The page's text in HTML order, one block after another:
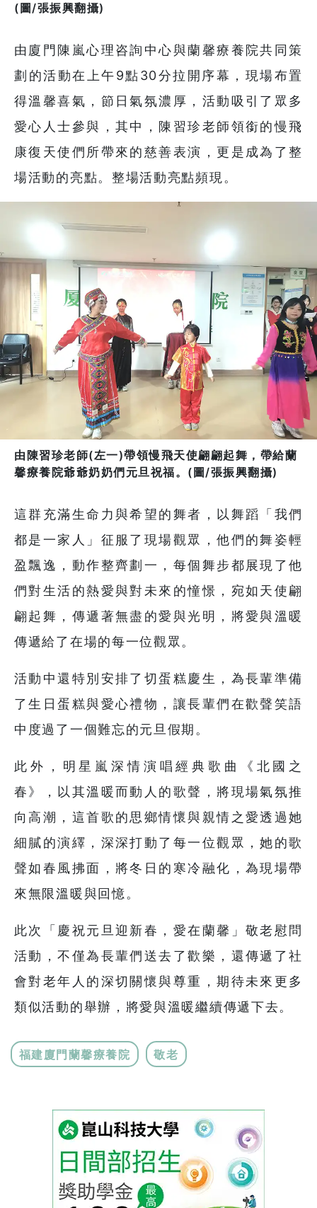
(圖/張振興翻攝)
由廈門陳嵐心理咨詢中心與蘭馨療養院共同策
劃的活動在上午9點30分拉開序幕，現場布置
得溫馨喜氣，節日氣氛濃厚，活動吸引了眾多
愛心人士參與，其中，陳習珍老師領銜的慢飛
康復天使們所帶來的慈善表演，更是成為了整
場活動的亮點。整場活動亮點頻現。
由陳習珍老師(左一)帶領慢飛天使翩翩起舞，帶給蘭
馨療養院爺爺奶奶們元旦祝福。(圖/張振興翻攝)
這群充滿生命力與希望的舞者，以舞蹈「我們
都是一家人」征服了現場觀眾，他們的舞姿輕
盈飄逸，動作整齊劃一，每個舞步都展現了他
們對生活的熱愛與對未來的憧憬，宛如天使翩
翩起舞，傳遞著無盡的愛與光明，將愛與溫暖
傳遞給了在場的每一位觀眾。
活動中還特別安排了切蛋糕慶生，為長輩準備
了生日蛋糕與愛心禮物，讓長輩們在歡聲笑語
中度過了一個難忘的元旦假期。
此外，明星嵐深情演唱經典歌曲《北國之
春》，以其溫暖而動人的歌聲，將現場氣氛推
向高潮，這首歌的思鄉情懷與親情之愛透過她
細膩的演繹，深深打動了每一位觀眾，她的歌
聲如春風拂面，將冬日的寒冷融化，為現場帶
來無限溫暖與回憶。
此次「慶祝元旦迎新春，愛在蘭馨」敬老慰問
活動，不僅為長輩們送去了歡樂，還傳遞了社
會對老年人的深切關懷與尊重，期待未來更多
類似活動的舉辦，將愛與溫暖繼續傳遞下去。
福建廈門蘭馨療養院 敬老